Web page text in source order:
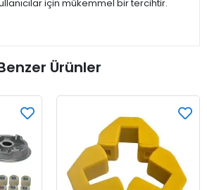
için mükemmel bir tercihtir.
Ürünler